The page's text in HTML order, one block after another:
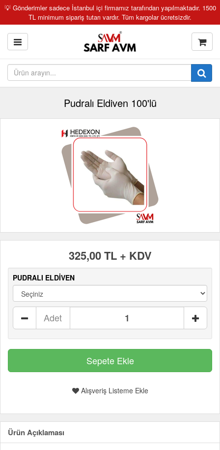
💡 Gönderimler sadece İstanbul içi firmamız tarafından yapılmaktadır. 1500
TL minimum sipariş tutarı vardır. Tüm kargolar ücretsizdir.
Pudralı Eldiven 100'lü
325,00 TL + KDV
PUDRALI ELDİVEN
Adet
Alışveriş Listeme Ekle
Ürün Açıklaması